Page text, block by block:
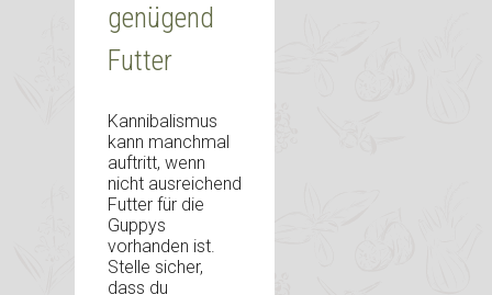
genügend
Futter
Kannibalismus
kann manchmal
auftritt, wenn
nicht ausreichend
Futter für die
Guppys
vorhanden ist.
Stelle sicher,
dass du